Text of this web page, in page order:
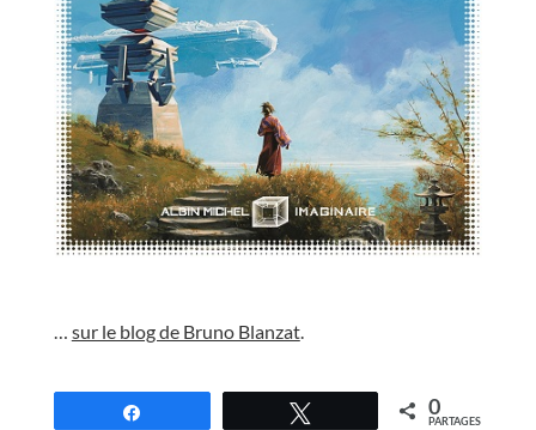
… sur le blog de Bruno Blanzat.
0
PARTAGES